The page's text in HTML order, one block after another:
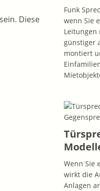
Diese
Funk
wenn Sie
Leitungen
günstiger
montiert
Wenn Sie
wirkt die
Anlagen